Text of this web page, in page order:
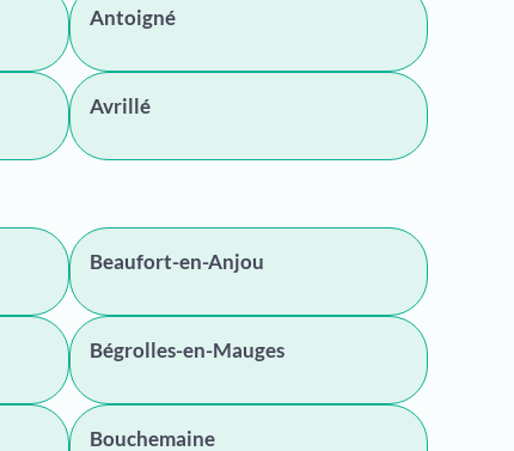
Antoigné
Avrillé
Beaufort-en-Anjou
Bégrolles-en-Mauges
Bouchemaine